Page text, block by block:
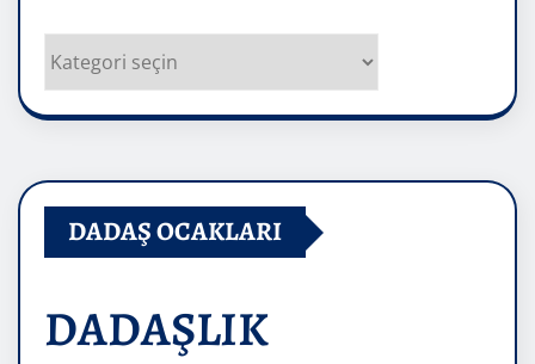
Kategoriler
DADAŞ OCAKLARI
DADAŞLIK